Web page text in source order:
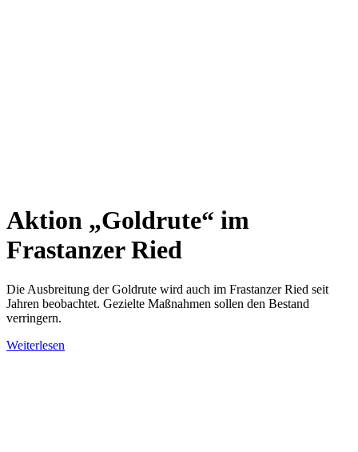
Aktion „Goldrute“ im
Frastanzer Ried
Die Ausbreitung der Goldrute wird auch im Frastanzer Ried seit
Jahren beobachtet. Gezielte Maßnahmen sollen den Bestand
verringern.
Weiterlesen